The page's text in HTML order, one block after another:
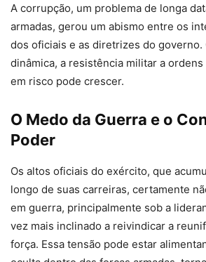
A corrupção, um problema de longa
armadas, gerou um abismo entre os
dos oficiais e as diretrizes do governo.
dinâmica, a resistência militar a
em risco pode crescer.
O Medo da Guerra e o
Poder
Os altos oficiais do exército, que
longo de suas carreiras, certamente
em guerra, principalmente sob a
vez mais inclinado a reivindicar a
força. Essa tensão pode estar